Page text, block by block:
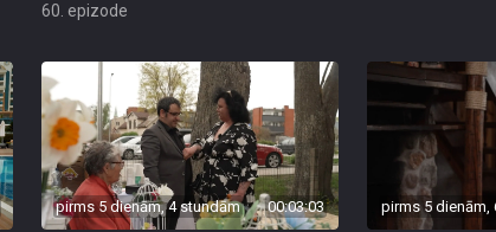
60. epizode
pirms 5 dienām, 4 stundām 00:03:03 pirms 5 dienām,